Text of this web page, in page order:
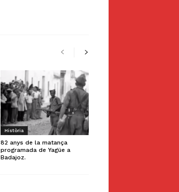
Història
82 anys de la matança
programada de Yagüe a
Badajoz.